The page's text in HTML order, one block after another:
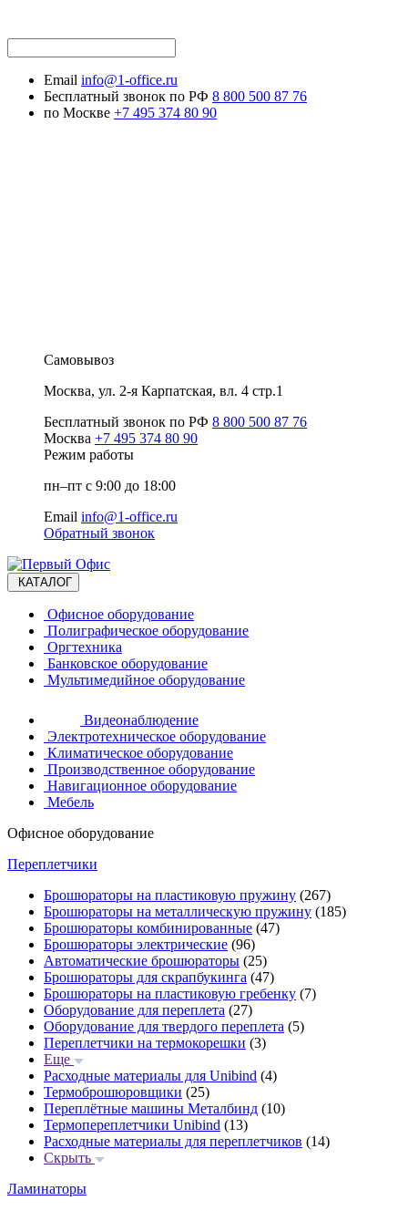
Email info@1-office.ru
Бесплатный звонок по РФ 8 800 500 87 76
по Москве +7 495 374 80 90
Самовывоз
Москва, ул. 2-я Карпатская, вл. 4 стр.1
Бесплатный звонок по РФ 8 800 500 87 76
Москва +7 495 374 80 90
Режим работы
пн–пт с 9:00 до 18:00
Email info@1-office.ru
Обратный звонок
КАТАЛОГ
Офисное оборудование
Полиграфическое оборудование
Оргтехника
Банковское оборудование
Мультимедийное оборудование
Видеонаблюдение
Электротехническое оборудование
Климатическое оборудование
Производственное оборудование
Навигационное оборудование
Мебель
Офисное оборудование
Переплетчики
Брошюраторы на пластиковую пружину (267)
Брошюраторы на металлическую пружину (185)
Брошюраторы комбинированные (47)
Брошюраторы электрические (96)
Автоматические брошюраторы (25)
Брошюраторы для скрапбукинга (47)
Брошюраторы на пластиковую гребенку (7)
Оборудование для переплета (27)
Оборудование для твердого переплета (5)
Переплетчики на термокорешки (3)
Еще
Расходные материалы для Unibind (4)
Термоброшюровщики (25)
Переплётные машины Металбинд (10)
Термопереплетчики Unibind (13)
Расходные материалы для переплетчиков (14)
Скрыть
Ламинаторы